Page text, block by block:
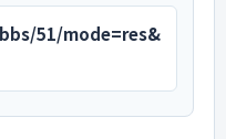
51/mode=res&